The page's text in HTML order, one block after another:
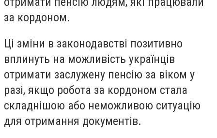
за кордоном.
Ці зміни в законодавстві позитивно
вплинуть на можливість українців
отримати заслужену пенсію за віком у
разі, якщо робота за кордоном стала
складнішою або неможливою ситуацію
для отримання документів.